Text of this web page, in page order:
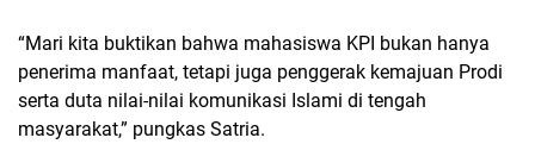
“Mari kita buktikan bahwa mahasiswa KPI bukan hanya
penerima manfaat, tetapi juga penggerak kemajuan Prodi
serta duta nilai-nilai komunikasi Islami di tengah
masyarakat,” pungkas Satria.